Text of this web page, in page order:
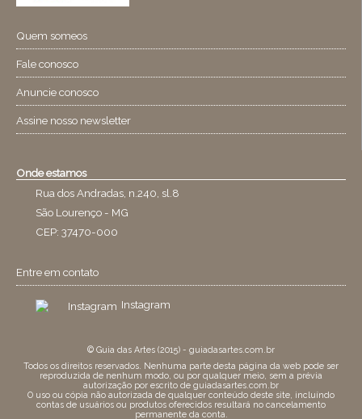
Quem someos
Fale conosco
Anuncie conosco
Assine nosso newsletter
Onde estamos
Rua dos Andradas, n.240, sl.8
São Lourenço - MG
CEP: 37470-000
Entre em contato
Instagram
© Guia das Artes (2015) - guiadasartes.com.br
Todos os direitos reservados. Nenhuma parte desta página da web pode ser
reproduzida de nenhum modo, ou por qualquer meio, sem a prévia
autorização por escrito de guiadasartes.com.br
O uso ou cópia não autorizada de qualquer conteúdo deste site, incluíndo
contas de usuários ou produtos oferecidos resultará no cancelamento
permanente da conta.